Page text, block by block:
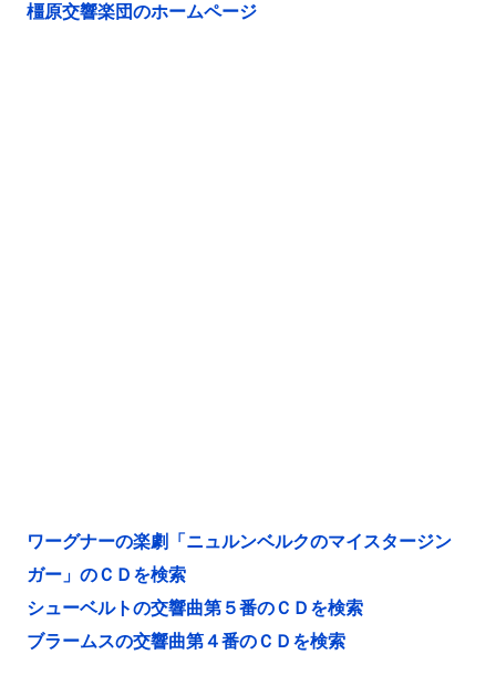
橿原交響楽団のホームページ
ワーグナーの楽劇「ニュルンベルクのマイスタージン
ガー」のＣＤを検索
シューベルトの交響曲第５番のＣＤを検索
ブラームスの交響曲第４番のＣＤを検索